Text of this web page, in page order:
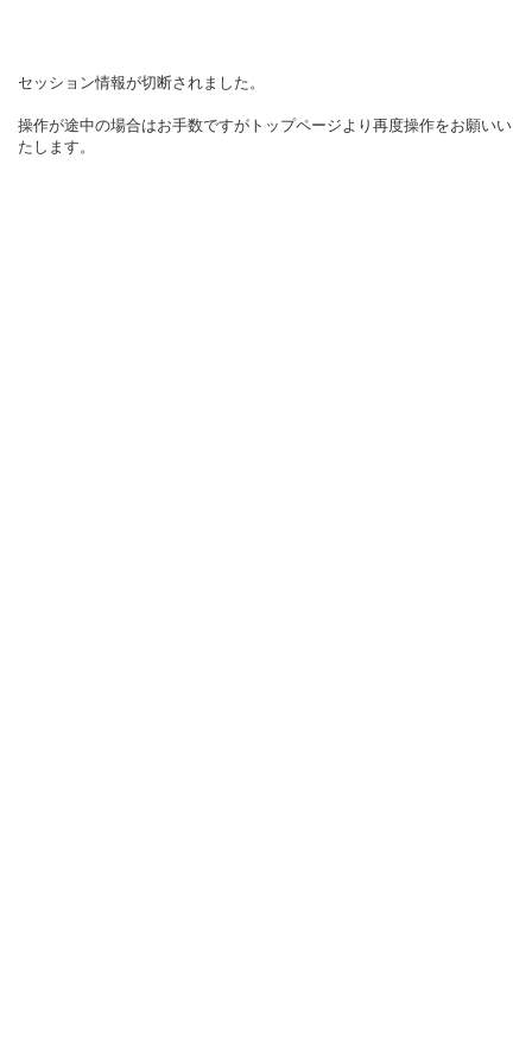
セッション情報が切断されました。
操作が途中の場合はお手数ですがトップページより再度操作をお願いい
たします。